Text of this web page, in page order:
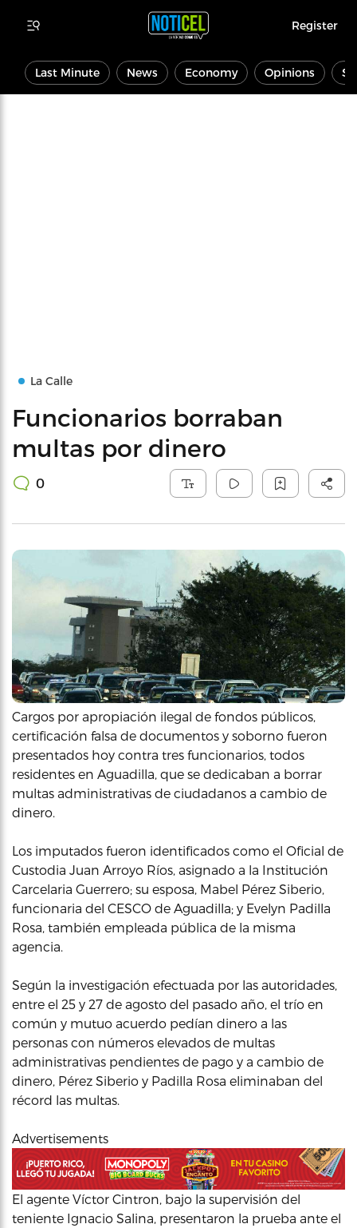
Register
Last Minute News Economy Opinions
La Calle
Funcionarios borraban
multas por dinero
0
Cargos por apropiación ilegal de fondos públicos,
certificación falsa de documentos y soborno fueron
presentados hoy contra tres funcionarios, todos
residentes en Aguadilla, que se dedicaban a borrar
multas administrativas de ciudadanos a cambio de
dinero.
Los imputados fueron identificados como el Oficial de
Custodia Juan Arroyo Ríos, asignado a la Institución
Carcelaria Guerrero; su esposa, Mabel Pérez Siberio,
funcionaria del CESCO de Aguadilla; y Evelyn Padilla
Rosa, también empleada pública de la misma
agencia.
Según la investigación efectuada por las autoridades,
entre el 25 y 27 de agosto del pasado año, el trío en
común y mutuo acuerdo pedían dinero a las
personas con números elevados de multas
administrativas pendientes de pago y a cambio de
dinero, Pérez Siberio y Padilla Rosa eliminaban del
récord las multas.
Advertisements
El agente Víctor Cintron, bajo la supervisión del
teniente Ignacio Salina, presentaron la prueba ante el